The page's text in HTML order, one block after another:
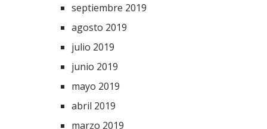
septiembre 2019
agosto 2019
julio 2019
junio 2019
mayo 2019
abril 2019
marzo 2019